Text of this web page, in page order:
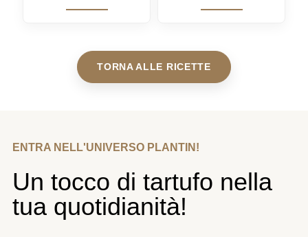
TORNA ALLE RICETTE
ENTRA NELL'UNIVERSO PLANTIN!
Un tocco di tartufo nella
tua quotidianità!